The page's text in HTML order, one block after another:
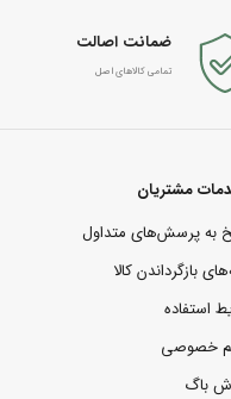
ضمانت اصالت
تمامی کالاهای اصل
مشتریان
به پرسش‌های متداول
بازگرداندن کالا
استفاده
خصوصی
باگ